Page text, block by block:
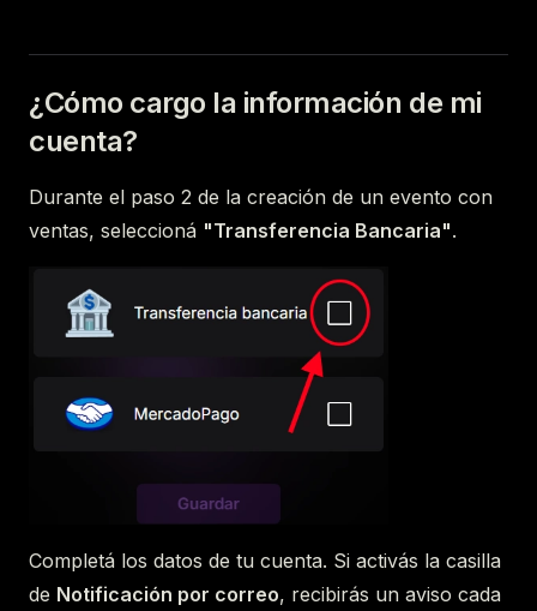
¿Cómo cargo la información de mi
cuenta?
Durante el paso 2 de la creación de un evento con
ventas, seleccioná "Transferencia Bancaria".
Completá los datos de tu cuenta. Si activás la casilla
de Notificación por correo, recibirás un aviso cada